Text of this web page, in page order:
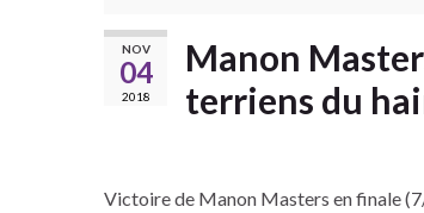
NOV
04
2018
Manon
terriens du
Victoire de Manon Masters en finale